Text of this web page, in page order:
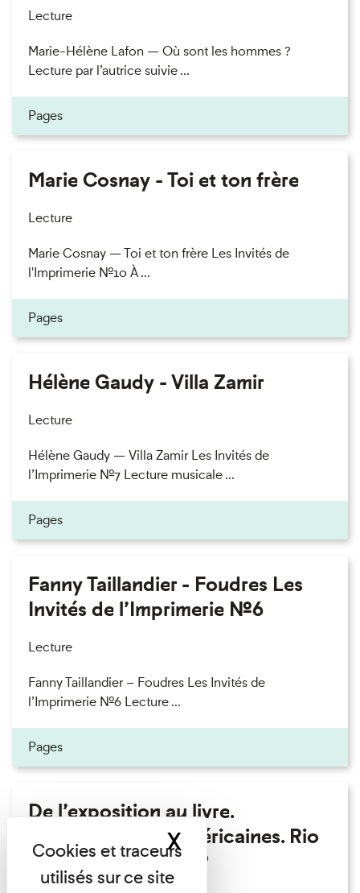
Lecture
Marie-Hélène Lafon — Où sont les hommes ?
Lecture par l’autrice suivie ...
Pages
Marie Cosnay - Toi et ton frère
Lecture
Marie Cosnay — Toi et ton frère Les Invités de
l'Imprimerie n°10 À ...
Pages
Hélène Gaudy - Villa Zamir
Lecture
Hélène Gaudy — Villa Zamir Les Invités de
l’Imprimerie n°7 Lecture musicale ...
Pages
Fanny Taillandier - Foudres Les
Invités de l’Imprimerie n°6
Lecture
Fanny Taillandier – Foudres Les Invités de
l’Imprimerie n°6 Lecture ...
Pages
De l’exposition au livre.
Modernités sud-américaines. Rio
– Buenos Aires 1909
XMasquer le